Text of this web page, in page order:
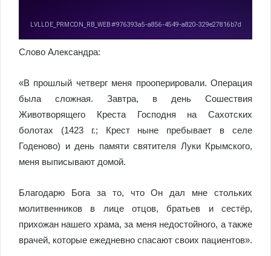
Слово Александра:
«В прошлый четверг меня прооперировали. Операция
была сложная. Завтра, в день Сошествия
Животворящего Креста Господня на Сахотских
болотах (1423 г.; Крест ныне пребывает в селе
Годеново) и день памяти святителя Луки Крымского,
меня выписывают домой.
Благодарю Бога за то, что Он дал мне стольких
молитвенников в лице отцов, братьев и сестёр,
прихожан нашего храма, за меня недостойного, а также
врачей, которые ежедневно спасают своих пациентов».